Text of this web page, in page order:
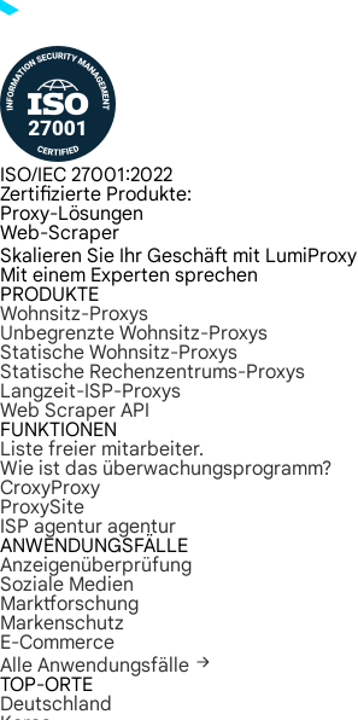
ISO/IEC 27001:2022
Zertifizierte Produkte:
Proxy-Lösungen
Web-Scraper
Skalieren Sie Ihr Geschäft mit LumiProxy
Mit einem Experten sprechen
PRODUKTE
Wohnsitz-Proxys
Unbegrenzte Wohnsitz-Proxys
Statische Wohnsitz-Proxys
Statische Rechenzentrums-Proxys
Langzeit-ISP-Proxys
Web Scraper API
FUNKTIONEN
Liste freier mitarbeiter.
Wie ist das überwachungsprogramm?
CroxyProxy
ProxySite
ISP agentur agentur
ANWENDUNGSFÄLLE
Anzeigenüberprüfung
Soziale Medien
Marktforschung
Markenschutz
E-Commerce
Alle Anwendungsfälle
TOP-ORTE
Deutschland